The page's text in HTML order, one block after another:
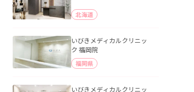
北海道
いびきメディカルクリニッ
ク 福岡院
福岡県
いびきメディカルクリニッ